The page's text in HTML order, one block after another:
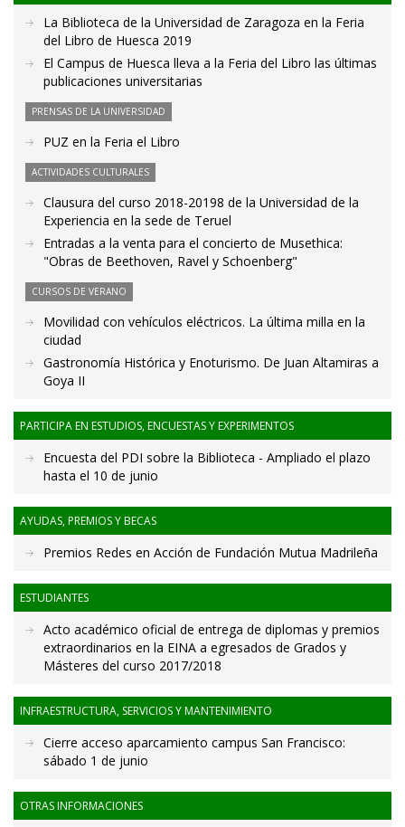
La Biblioteca de la Universidad de Zaragoza en la Feria
del Libro de Huesca 2019
El Campus de Huesca lleva a la Feria del Libro las últimas
publicaciones universitarias
PRENSAS DE LA UNIVERSIDAD
PUZ en la Feria el Libro
ACTIVIDADES CULTURALES
Clausura del curso 2018-20198 de la Universidad de la
Experiencia en la sede de Teruel
Entradas a la venta para el concierto de Musethica:
"Obras de Beethoven, Ravel y Schoenberg"
CURSOS DE VERANO
Movilidad con vehículos eléctricos. La última milla en la
ciudad
Gastronomía Histórica y Enoturismo. De Juan Altamiras a
Goya II
PARTICIPA EN ESTUDIOS, ENCUESTAS Y EXPERIMENTOS
Encuesta del PDI sobre la Biblioteca - Ampliado el plazo
hasta el 10 de junio
AYUDAS, PREMIOS Y BECAS
Premios Redes en Acción de Fundación Mutua Madrileña
ESTUDIANTES
Acto académico oficial de entrega de diplomas y premios
extraordinarios en la EINA a egresados de Grados y
Másteres del curso 2017/2018
INFRAESTRUCTURA, SERVICIOS Y MANTENIMIENTO
Cierre acceso aparcamiento campus San Francisco:
sábado 1 de junio
OTRAS INFORMACIONES